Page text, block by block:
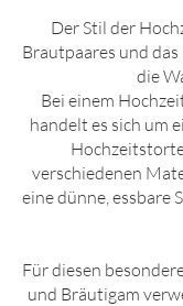
Der Stil der
Brautpaares und
die
Bei einem
handelt es sich um
verschiedenen
eine dünne, essbare
Für diesen
und Bräutigam